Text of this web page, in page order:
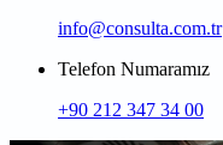
info@consulta.com.tr
Telefon Numaramız
+90 212 347 34 00